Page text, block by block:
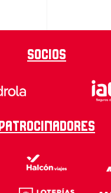
Socios
Patrocinadores